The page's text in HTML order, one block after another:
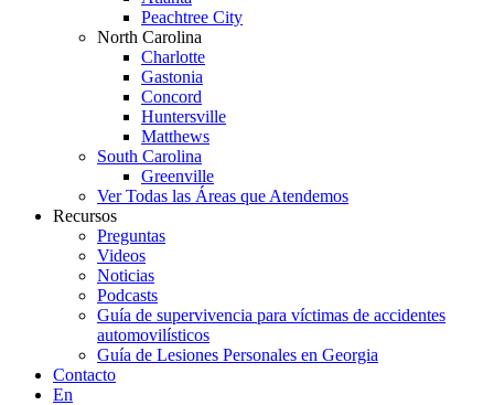
Peachtree City
North Carolina
Charlotte
Gastonia
Concord
Huntersville
Matthews
South Carolina
Greenville
Ver Todas las Áreas que Atendemos
Recursos
Preguntas
Videos
Noticias
Podcasts
Guía de supervivencia para víctimas de accidentes
automovilísticos
Guía de Lesiones Personales en Georgia
Contacto
En